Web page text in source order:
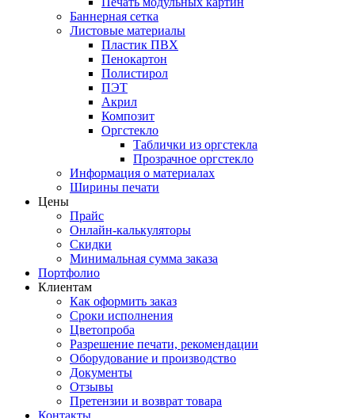
Баннерная сетка
Листовые материалы
Пластик ПВХ
Пенокартон
Полистирол
ПЭТ
Акрил
Композит
Оргстекло
Таблички из оргстекла
Прозрачное оргстекло
Информация о материалах
Ширины печати
Цены
Прайс
Онлайн-калькуляторы
Скидки
Минимальная сумма заказа
Портфолио
Клиентам
Как оформить заказ
Сроки исполнения
Цветопроба
Разрешение печати, рекомендации
Оборудование и производство
Документы
Отзывы
Претензии и возврат товара
Контакты